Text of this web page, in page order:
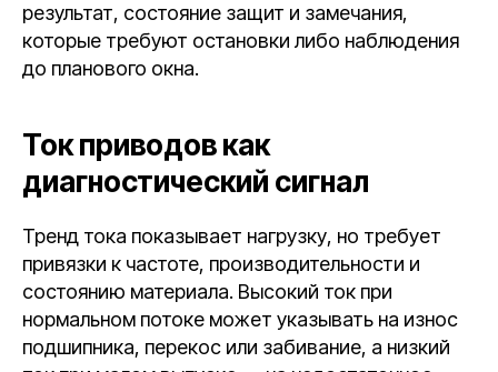
результат, состояние защит и замечания,
которые требуют остановки либо наблюдения
до планового окна.
Ток приводов как
диагностический сигнал
Тренд тока показывает нагрузку, но требует
привязки к частоте, производительности и
состоянию материала. Высокий ток при
нормальном потоке может указывать на износ
подшипника, перекос или забивание, а низкий